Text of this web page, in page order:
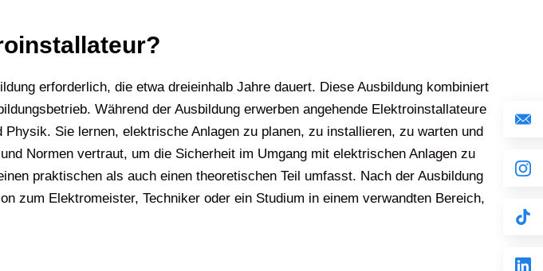
erforderlich, die etwa dreieinhalb Jahre dauert. Diese Ausbildung kombiniert
Während der Ausbildung erwerben angehende Elektroinstallateure
Sie lernen, elektrische Anlagen zu planen, zu installieren, zu warten und
Normen vertraut, um die Sicherheit im Umgang mit elektrischen Anlagen zu
praktischen als auch einen theoretischen Teil umfasst. Nach der Ausbildung
zum Elektromeister, Techniker oder ein Studium in einem verwandten Bereich,